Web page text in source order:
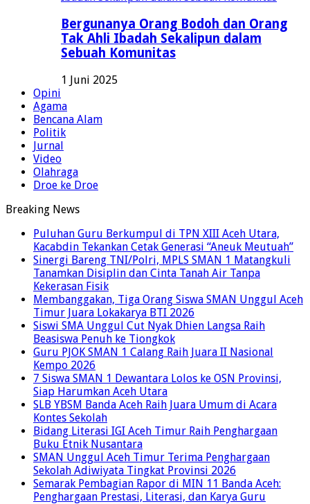
Bergunanya Orang Bodoh dan Orang
Tak Ahli Ibadah Sekalipun dalam
Sebuah Komunitas
1 Juni 2025
Opini
Agama
Bencana Alam
Politik
Jurnal
Video
Olahraga
Droe ke Droe
Breaking News
Puluhan Guru Berkumpul di TPN XIII Aceh Utara,
Kacabdin Tekankan Cetak Generasi “Aneuk Meutuah”
Sinergi Bareng TNI/Polri, MPLS SMAN 1 Matangkuli
Tanamkan Disiplin dan Cinta Tanah Air Tanpa
Kekerasan Fisik
Membanggakan, Tiga Orang Siswa SMAN Unggul Aceh
Timur Juara Lokakarya BTI 2026
Siswi SMA Unggul Cut Nyak Dhien Langsa Raih
Beasiswa Penuh ke Tiongkok
Guru PJOK SMAN 1 Calang Raih Juara II Nasional
Kempo 2026
7 Siswa SMAN 1 Dewantara Lolos ke OSN Provinsi,
Siap Harumkan Aceh Utara
SLB YBSM Banda Aceh Raih Juara Umum di Acara
Kontes Sekolah
Bidang Literasi IGI Aceh Timur Raih Penghargaan
Buku Etnik Nusantara
SMAN Unggul Aceh Timur Terima Penghargaan
Sekolah Adiwiyata Tingkat Provinsi 2026
Semarak Pembagian Rapor di MIN 11 Banda Aceh:
Penghargaan Prestasi, Literasi, dan Karya Guru